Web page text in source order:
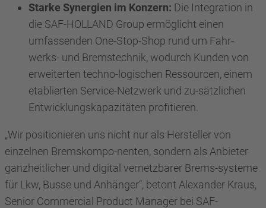
Starke Synergien im Konzern: Die Integration in
die SAF-HOLLAND Group ermöglicht einen
umfassenden One-Stop-Shop rund um Fahr-
werks- und Bremstechnik, wodurch Kunden von
erweiterten techno-logischen Ressourcen, einem
etablierten Service-Netzwerk und zu-sätzlichen
Entwicklungskapazitäten profitieren.
„Wir positionieren uns nicht nur als Hersteller von
einzelnen Bremskompo-nenten, sondern als Anbieter
ganzheitlicher und digital vernetzbarer Brems-systeme
für Lkw, Busse und Anhänger“, betont Alexander Kraus,
Senior Commercial Product Manager bei SAF-